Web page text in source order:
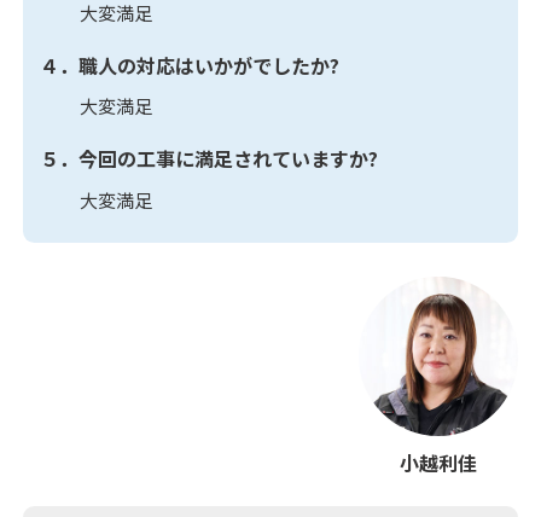
大変満足
４．職人の対応はいかがでしたか?
大変満足
５．今回の工事に満足されていますか?
大変満足
小越利佳